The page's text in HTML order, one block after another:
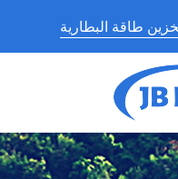
طاقة البطارية